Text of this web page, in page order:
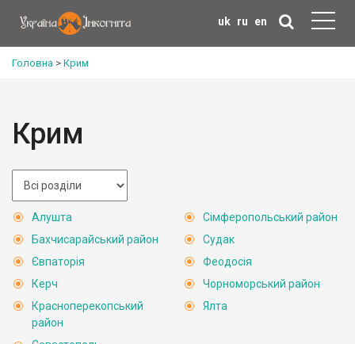
uk ru en
Головна > Крим
Крим
Алушта
Бахчисарайський район
Євпаторія
Керч
Красноперекопський
район
Сімферопольський район
Судак
Феодосія
Чорноморський район
Ялта